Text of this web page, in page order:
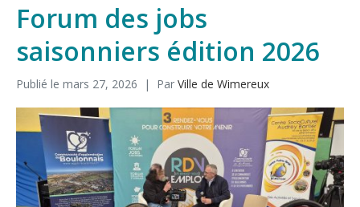
Forum des jobs
saisonniers édition 2026
Publié le mars 27, 2026 Par Ville de Wimereux